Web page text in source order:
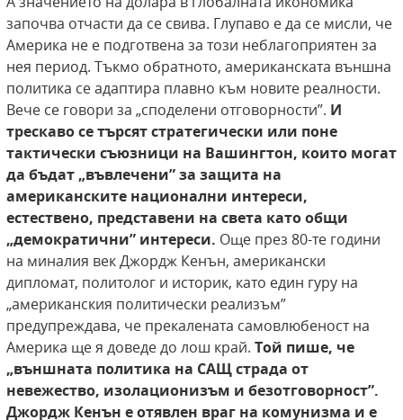
започва отчасти да се свива. Глупаво е да се мисли, че
Америка не е подготвена за този неблагоприятен за
нея период. Тъкмо обратното, американската външна
политика се адаптира плавно към новите реалности.
Вече се говори за „споделени отговорности”. И
трескаво се търсят стратегически или поне
тактически съюзници на Вашингтон, които могат
да бъдат „въвлечени” за защита на
американските национални интереси,
естествено, представени на света като общи
„демократични” интереси. Още през 80-те години
на миналия век Джордж Кенън, американски
дипломат, политолог и историк, като един гуру на
„американския политически реализъм”
предупреждава, че прекалената самовлюбеност на
Америка ще я доведе до лош край. Той пише, че
„външната политика на САЩ страда от
невежество, изолационизъм и безотговорност”.
Джордж Кенън е отявлен враг на комунизма и е